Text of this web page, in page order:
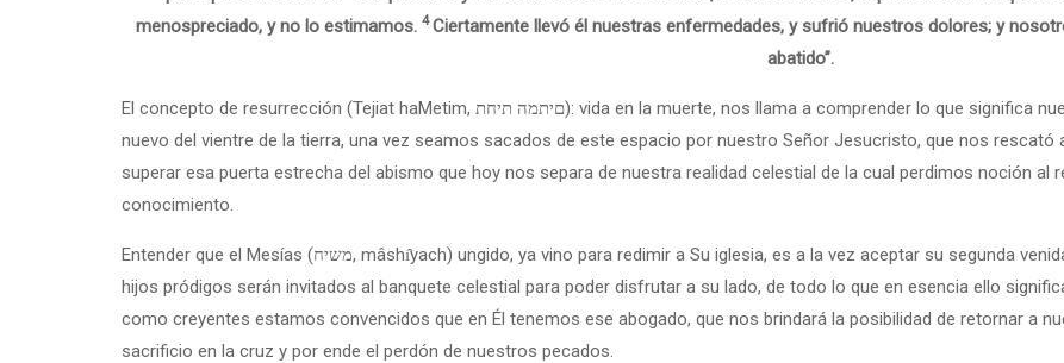
menospreciado, y no lo estimamos. 4Ciertamente llevó él nuestras enfermedades, y sufrió nuestros dolores; y
abatido”.
El concepto de resurrección (Tejiat haMetim, םיתמה תיחת): vida en la muerte, nos llama a comprender lo que significa nuestro corto proceso terrenal en donde naceremos de
nuevo del vientre de la tierra, una vez seamos sacados de este espacio por nuestro Señor Jesucristo, que nos
superar esa puerta estrecha del abismo que hoy nos separa de nuestra realidad celestial de la cual perdimos noción al
conocimiento.
Entender que el Mesías (משיח, mâshı̂yach) ungido, ya vino para redimir a Su iglesia, es a la vez aceptar su segunda venida, en donde todo ojo le verá y por ende todos los
hijos pródigos serán invitados al banquete celestial para poder disfrutar a su lado, de todo lo que en esencia ello
como creyentes estamos convencidos que en Él tenemos ese abogado, que nos brindará la posibilidad de retornar a
sacrificio en la cruz y por ende el perdón de nuestros pecados.